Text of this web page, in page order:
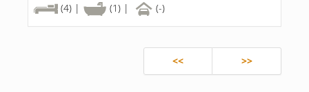
(4) |
(1) | (-)
<< >>